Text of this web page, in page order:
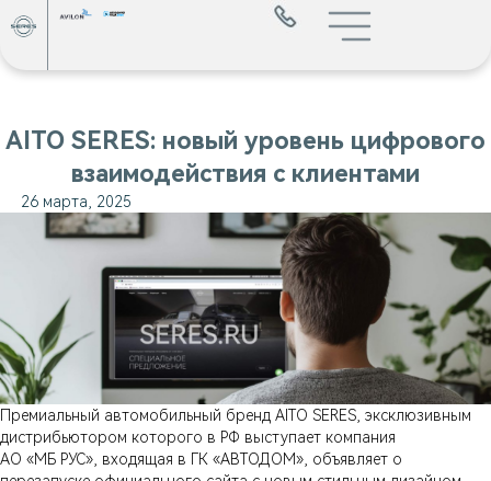
AITO SERES: новый уровень цифрового
взаимодействия с клиентами
26 марта, 2025
Премиальный автомобильный бренд AITO SERES, эксклюзивным
дистрибьютором которого в РФ выступает компания
АО «МБ РУС», входящая в ГК «АВТОДОМ», объявляет о